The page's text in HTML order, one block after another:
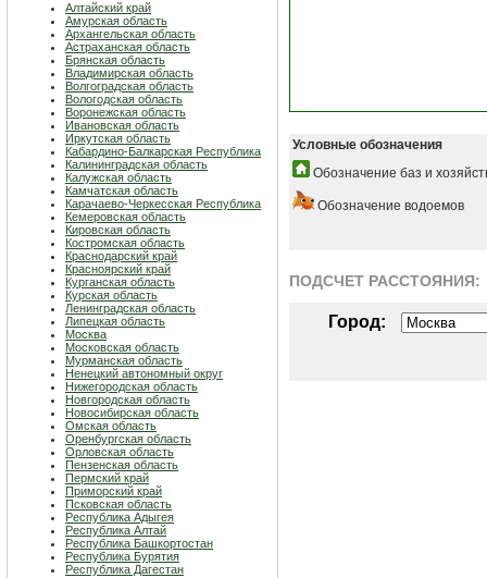
Алтайский край
Амурская область
Архангельская область
Астраханская область
Брянская область
Владимирская область
Волгоградская область
Вологодская область
Воронежская область
Ивановская область
Иркутская область
Кабардино-Балкарская Республика
Калининградская область
Калужская область
Камчатская область
Карачаево-Черкесская Республика
Кемеровская область
Кировская область
Костромская область
Краснодарский край
Красноярский край
Курганская область
Курская область
Ленинградская область
Липецкая область
Москва
Московская область
Мурманская область
Ненецкий автономный округ
Нижегородская область
Новгородская область
Новосибирская область
Омская область
Оренбургская область
Орловская область
Пензенская область
Пермский край
Приморский край
Псковская область
Республика Адыгея
Республика Алтай
Республика Башкортостан
Республика Бурятия
Республика Дагестан
Условные обозначения
Обозначение баз и
Обозначение водоемов
ПОДСЧЕТ РАСCТОЯНИЯ:
Город: